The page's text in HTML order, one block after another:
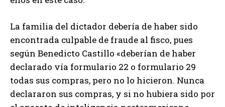
La familia del dictador debería de haber sido
encontrada culpable de fraude al fisco, pues
según Benedicto Castillo «deberían de haber
declarado vía formulario 22 o formulario 29
todas sus compras, pero no lo hicieron. Nunca
declararon sus compras, y si no hubiera sido por